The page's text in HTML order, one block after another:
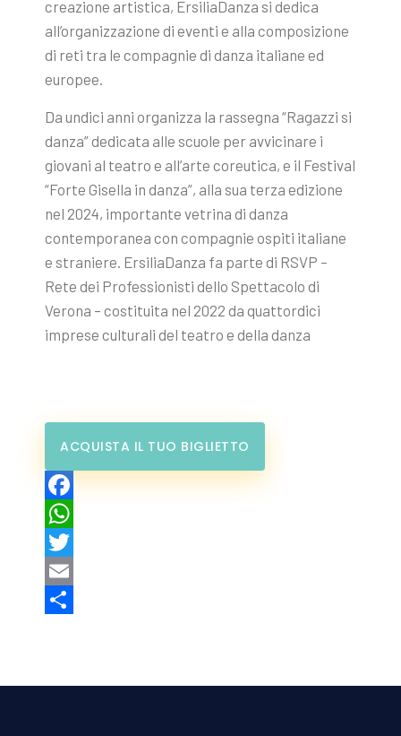
creazione artistica, ErsiliaDanza si dedica
all’organizzazione di eventi e alla composizione
di reti tra le compagnie di danza italiane ed
europee.
Da undici anni organizza la rassegna “Ragazzi si
danza” dedicata alle scuole per avvicinare i
giovani al teatro e all’arte coreutica, e il Festival
“Forte Gisella in danza”, alla sua terza edizione
nel 2024, importante vetrina di danza
contemporanea con compagnie ospiti italiane
e straniere. ErsiliaDanza fa parte di RSVP –
Rete dei Professionisti dello Spettacolo di
Verona – costituita nel 2022 da quattordici
imprese culturali del teatro e della danza
ACQUISTA IL TUO BIGLIETTO
Facebook
WhatsApp
Twitter
Email